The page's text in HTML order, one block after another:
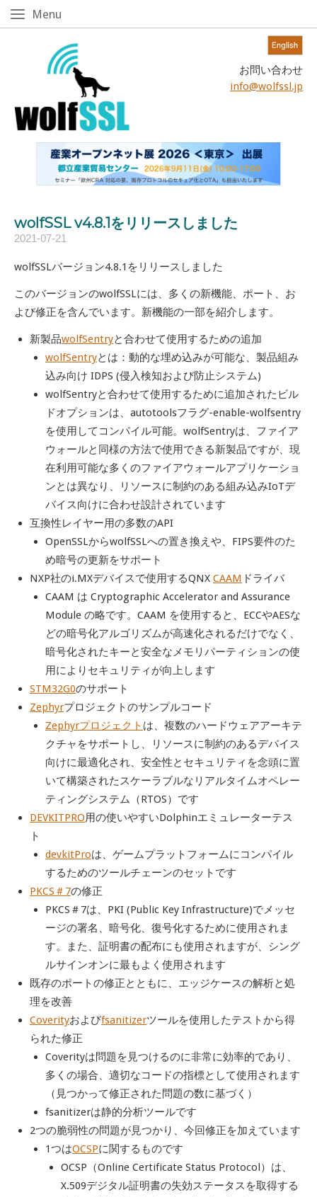
Skip
お問い合わせ
info@wolfssl.jp
Menu
wolfSSL v4.8.1をリリースしました
2021-07-21
wolfSSLバージョン4.8.1をリリースしました
このバージョンのwolfSSLには、多くの新機能、ポート、お
よび修正を含んでいます。新機能の一部を紹介します。
新製品wolfSentryと合わせて使用するための追加
wolfSentryとは：動的な埋め込みが可能な、製品組み
込み向け IDPS (侵入検知および防止システム)
wolfSentryと合わせて使用するために追加されたビル
ドオプションは、autotoolsフラグ-enable-wolfsentry
を使用してコンパイル可能。wolfSentryは、ファイア
ウォールと同様の方法で使用できる新製品ですが、現
在利用可能な多くのファイアウォールアプリケーショ
ンとは異なり、リソースに制約のある組み込みIoTデ
バイス向けに合わせ設計されています
互換性レイヤー用の多数のAPI
OpenSSLからwolfSSLへの置き換えや、FIPS要件のた
め暗号の更新をサポート
NXP社のi.MXデバイスで使用するQNX CAAM ドライバ
CAAM は Cryptographic Accelerator and Assurance
Module の略です。CAAM を使用すると、ECCやAESな
どの暗号化アルゴリズムが高速化されるだけでなく、
暗号化されたキーと安全なメモリパーティションの使
用によりセキュリティが向上します
STM32G0のサポート
Zephyrプロジェクトのサンプルコード
Zephyrプロジェクト は、複数のハードウェアアーキテ
クチャをサポートし、リソースに制約のあるデバイス
向けに最適化され、安全性とセキュリティを念頭に置
いて構築されたスケーラブルなリアルタイムオペレー
ティングシステム（RTOS）です
DEVKITPRO用の使いやすいDolphinエミュレーターテス
ト
devkitProは、ゲームプラットフォームにコンパイル
するためのツールチェーンのセットです
PKCS＃7の修正
PKCS＃7は、PKI (Public Key Infrastructure)でメッセ
ージの署名、暗号化、復号化するために使用されま
す。また、証明書の配布にも使用されますが、シング
ルサインオンに最もよく使用されます
既存のポートの修正とともに、エッジケースの解析と処
理を改善
Coverityおよびfsanitizerツールを使用したテストから得
られた修正
Coverityは問題を見つけるのに非常に効率的であり、
多くの場合、適切なコードの指標として使用されます
（見つかって修正された問題の数に基づく）
fsanitizerは静的分析ツールです
2つの脆弱性の問題が見つかり、今回修正を加えています
1つはOCSPに関するものです
OCSP（Online Certificate Status Protocol）は、
X.509デジタル証明書の失効ステータスを取得する